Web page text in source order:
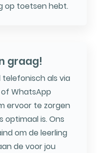
op toetsen hebt.
graag!
telefonisch als via
WhatsApp
ervoor te zorgen
optimaal is. Ons
om de leerling
de voor jou